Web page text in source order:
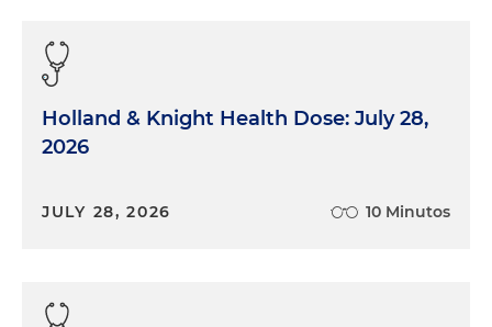
Holland & Knight Health Dose: July 28,
2026
JULY 28, 2026 10 Minutos